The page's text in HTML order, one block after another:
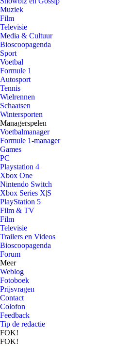
Muziek
Film
Televisie
Media & Cultuur
Bioscoopagenda
Sport
Voetbal
Formule 1
Autosport
Tennis
Wielrennen
Schaatsen
Wintersporten
Managerspelen
Voetbalmanager
Formule 1-manager
Games
PC
Playstation 4
Xbox One
Nintendo Switch
Xbox Series X|S
PlayStation 5
Film & TV
Film
Televisie
Trailers en Videos
Bioscoopagenda
Forum
Meer
Weblog
Fotoboek
Prijsvragen
Contact
Colofon
Feedback
Tip de redactie
FOK!
FOK!